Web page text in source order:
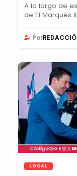
A lo largo de
de El Marqués
Por
LOCAL